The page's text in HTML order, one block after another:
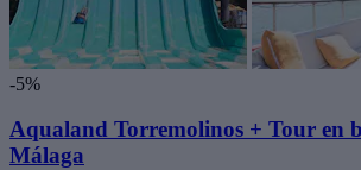
-5%
Aqualand Torremolinos + Tour en
Málaga